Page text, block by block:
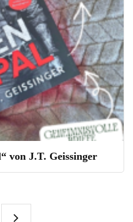
von J.T. Geissinger